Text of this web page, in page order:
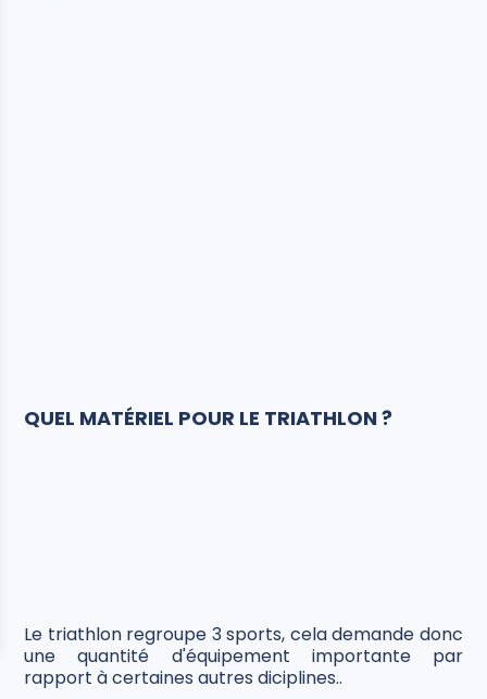
QUEL MATÉRIEL POUR LE TRIATHLON ?
Le triathlon regroupe 3 sports, cela demande donc
une quantité d'équipement importante par
rapport à certaines autres diciplines..